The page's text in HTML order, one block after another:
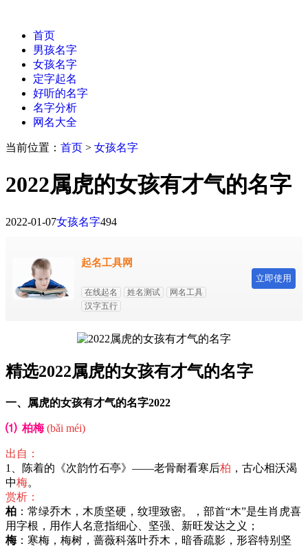
首页
男孩名字
女孩名字
定字起名
好听的名字
名字分析
网名大全
当前位置： 首页 > 女孩名字
2022属虎的女孩有才气的名字
2022-01-07女孩名字494
起名工具网
在线起名 姓名测试
网名工具
汉字五行
立即使用
精选2022属虎的女孩有才气的名字
一、属虎的女孩有才气的名字2022
⑴ 柏梅 (bǎi méi)
出自：
1、陈着的《次韵竹石亭》——老骨耐看寒后柏 ，古心相沃渴
中梅。
赏析：
柏 ：常绿乔木，木质坚硬，纹理致密。，部首“木”是生肖虎喜
用字根，用作人名意指细心、坚强、新旺发达之义；
梅：寒梅，梅树，蔷薇科落叶乔木，暗香疏影，形容特别坚